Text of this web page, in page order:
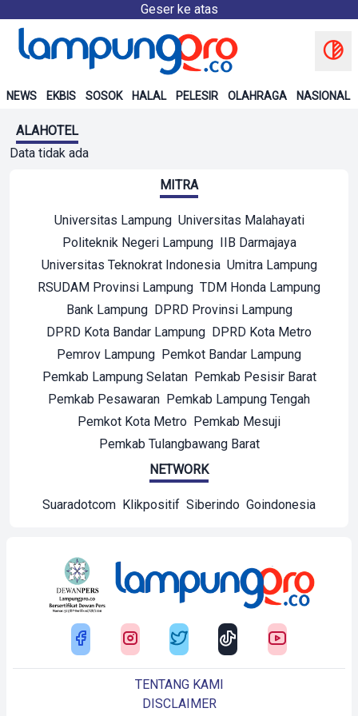
Geser ke atas
NEWS EKBIS SOSOK HALAL PELESIR OLAHRAGA NASIONAL
ALAHOTEL
Data tidak ada
MITRA
Universitas Lampung Universitas Malahayati
Politeknik Negeri Lampung IIB Darmajaya
Universitas Teknokrat Indonesia Umitra Lampung
RSUDAM Provinsi Lampung TDM Honda Lampung
Bank Lampung DPRD Provinsi Lampung
DPRD Kota Bandar Lampung DPRD Kota Metro
Pemrov Lampung Pemkot Bandar Lampung
Pemkab Lampung Selatan Pemkab Pesisir Barat
Pemkab Pesawaran Pemkab Lampung Tengah
Pemkot Kota Metro Pemkab Mesuji
Pemkab Tulangbawang Barat
NETWORK
Suaradotcom Klikpositif Siberindo Goindonesia
TENTANG KAMI
DISCLAIMER